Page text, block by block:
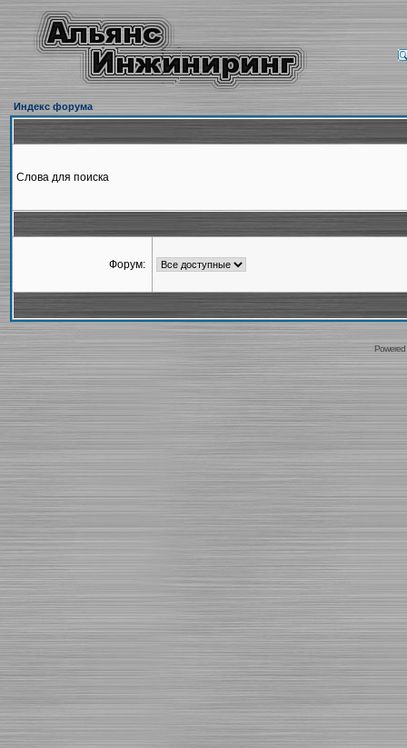
Индекс форума
Слова для поиска
Форум: